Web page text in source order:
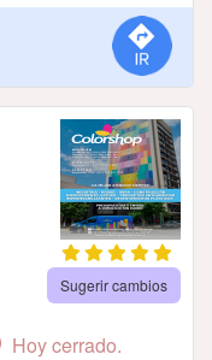
Sugerir cambios
Hoy cerrado.